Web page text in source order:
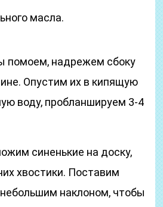
масла.
помоем, надрежем сбоку
Опустим их в кипящую
воду, пробланшируем 3-4
синенькие на доску,
хвостики. Поставим
наклоном, чтобы